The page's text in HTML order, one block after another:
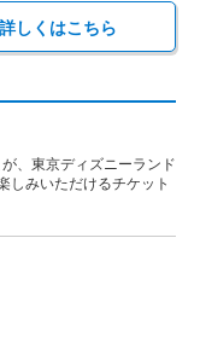
詳しくはこちら
、東京ディズニーランド
しみいただけるチケット